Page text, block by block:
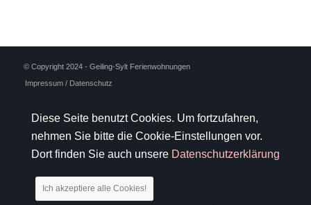
© Copyright 2024 - Geiling-Sylt Ferienwohnungen
Impressum / Datenschutz
Diese Seite benutzt Cookies. Um fortzufahren,
nehmen Sie bitte die Cookie-Einstellungen vor.
Dort finden Sie auch unsere Datenschutzerklärung
Ich akzeptiere alle Cookies!